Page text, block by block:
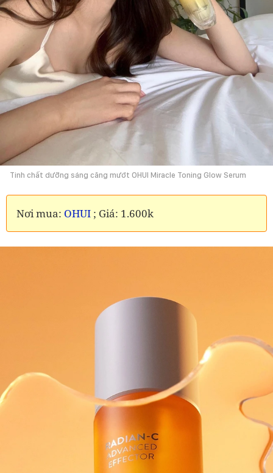
Tinh chất dưỡng sáng căng mướt OHUI Miracle Toning Glow Serum
Nơi mua: OHUI ; Giá: 1.600k